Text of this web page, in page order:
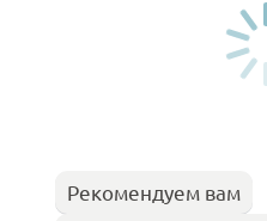
Рекомендуем вам